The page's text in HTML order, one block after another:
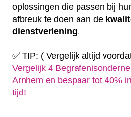
oplossingen die passen bij
afbreuk te doen aan de
dienstverlening.
✅ TIP: ( Vergelijk altijd
Vergelijk 4
Arnhem en bespaar tot 40%
tijd!